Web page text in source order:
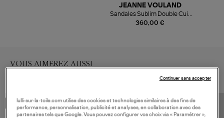
360,00 €
JEANNE VOULAND
Sandales Sublim Double Cuir
Suédé Léopard
VOUS AIMEREZ AUSSI
MADE IN EUROPE
lulli-sur-la-toile.com utilise des cookies et technologies similaires à des fins de
performance, personnalisation, publicité et analyses, en collaboration avec des
partenaires tels que Google. Vous pouvez configurer vos choix via « Paramétrer »,
Continuer sans accepter